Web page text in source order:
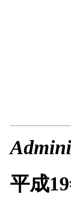
平成